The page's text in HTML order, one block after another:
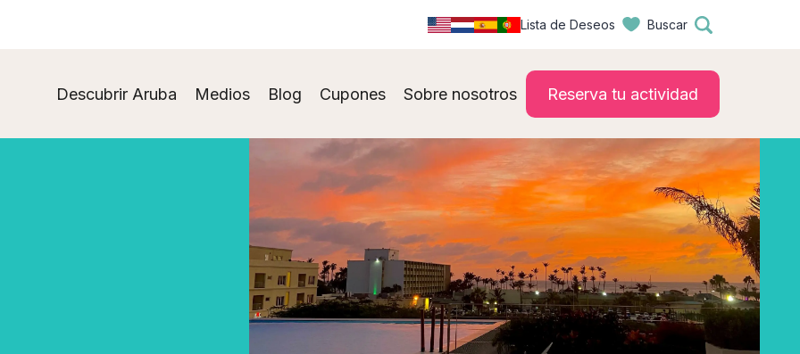
Lista de Deseos Buscar
Descubrir Aruba Medios Blog Cupones Sobre nosotros Reserva tu actividad